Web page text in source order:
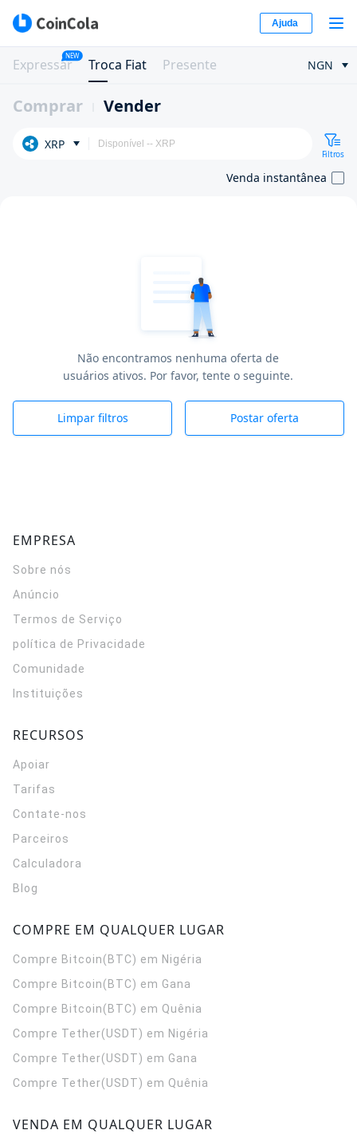
Ajuda
Expressar
NEW
Troca Fiat Presente NGN
Comprar Vender
XRP
Filtros
Venda instantânea
Não encontramos nenhuma oferta de
usuários ativos. Por favor, tente o seguinte.
Limpar filtros Postar oferta
EMPRESA
Sobre nós
Anúncio
Termos de Serviço
política de Privacidade
Comunidade
Instituições
RECURSOS
Apoiar
Tarifas
Contate-nos
Parceiros
Calculadora
Blog
COMPRE EM QUALQUER LUGAR
Compre Bitcoin(BTC) em Nigéria
Compre Bitcoin(BTC) em Gana
Compre Bitcoin(BTC) em Quênia
Compre Tether(USDT) em Nigéria
Compre Tether(USDT) em Gana
Compre Tether(USDT) em Quênia
VENDA EM QUALQUER LUGAR